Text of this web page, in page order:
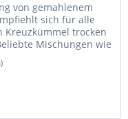
von gemahlenem
sich für alle
Kreuzkümmel trocken
Mischungen wie